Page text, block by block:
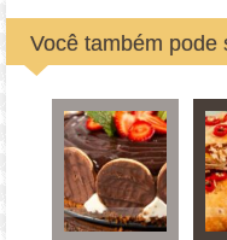
Você também pode